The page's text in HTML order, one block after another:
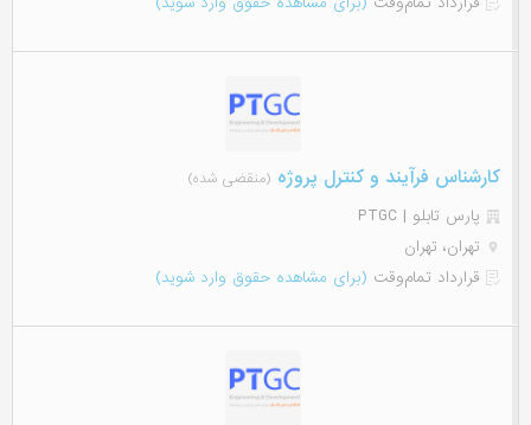
کارشناس فرآیند و کنترل پروژه (منقضی شده)
پارس تابلو | PTGC
تهران، تهران
قرارداد تمام‌وقت (برای مشاهده حقوق وارد شوید)